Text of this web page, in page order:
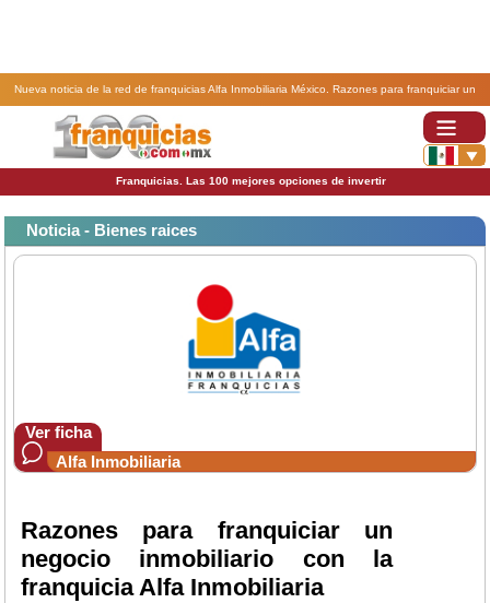
Nueva noticia de la red de franquicias Alfa Inmobiliaria México. Razones para franquiciar un
negocio inmobiliario con la franquicia Alfa Inmobiliaria.
Franquicias. Las 100 mejores opciones de invertir
Noticia - Bienes raices
Ver ficha
Alfa Inmobiliaria
Razones para franquiciar un
negocio inmobiliario con la
franquicia Alfa Inmobiliaria